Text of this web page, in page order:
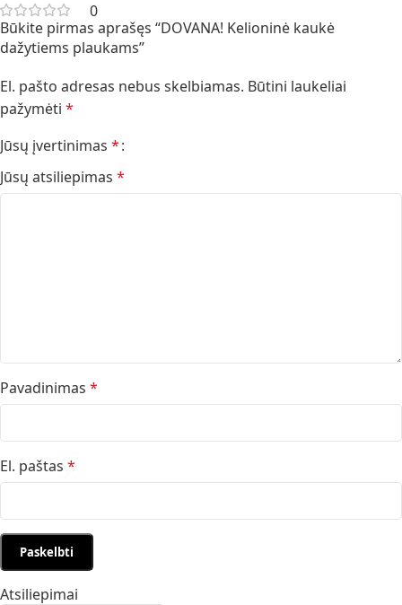
0
Atsiliepimai
Būkite pirmas aprašęs “DOVANA! Kelioninė kaukė
dažytiems plaukams”
El. pašto adresas nebus skelbiamas. Būtini laukeliai
pažymėti *
Jūsų įvertinimas *
Jūsų atsiliepimas *
Pavadinimas *
El. paštas *